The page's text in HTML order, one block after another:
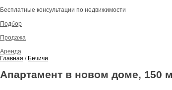
Бесплатные консультации по недвижимости
Подбор
Продажа
Аренда
Главная / Бечичи
Апартамент в новом доме, 150